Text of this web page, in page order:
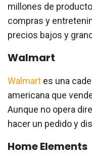
millones de
compras y
precios bajos y
Walmart
Walmart es una
americana que
Aunque no opera
hacer un pedido y
Home Elements